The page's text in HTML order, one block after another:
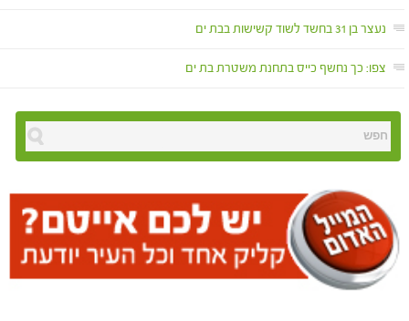
נעצר בן 31 בחשד לשוד קשישות בבת ים
צפו: כך נחשף כייס בתחנת משטרת בת ים